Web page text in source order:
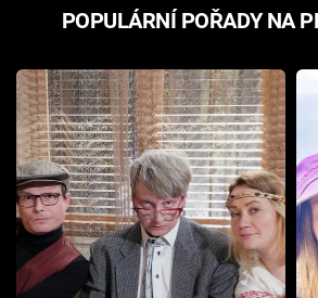
POPULÁRNÍ POŘADY NA